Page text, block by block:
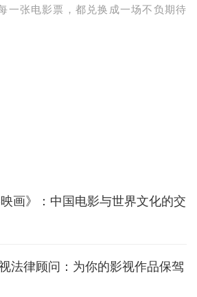
一张电影票，都兑换成一场不负期待
画》：中国电影与世界文化的交
法律顾问：为你的影视作品保驾